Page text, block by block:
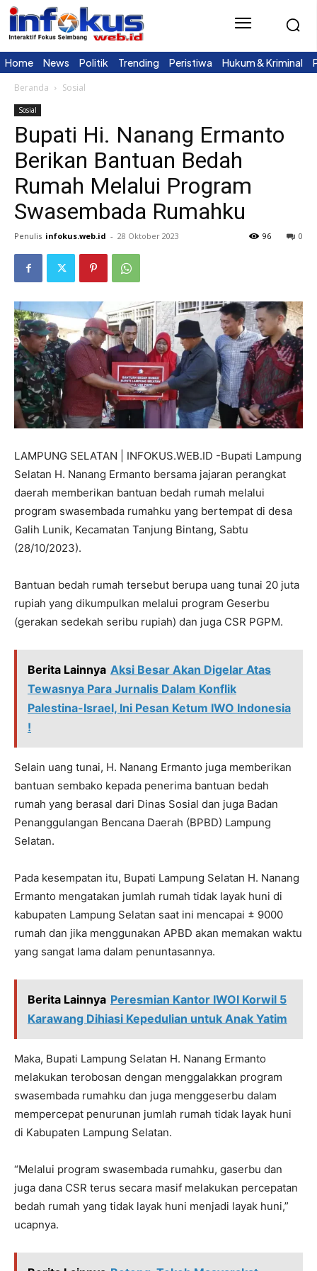
Home News Politik Trending Peristiwa Hukum & Kriminal
Beranda Sosial
Sosial
Bupati Hi. Nanang Ermanto
Berikan Bantuan Bedah
Rumah Melalui Program
Swasembada Rumahku
Penulis infokus.web.id - 28 Oktober 2023 0
96
LAMPUNG SELATAN | INFOKUS.WEB.ID -Bupati Lampung
Selatan H. Nanang Ermanto bersama jajaran perangkat
daerah memberikan bantuan bedah rumah melalui
program swasembada rumahku yang bertempat di desa
Galih Lunik, Kecamatan Tanjung Bintang, Sabtu
(28/10/2023).
Bantuan bedah rumah tersebut berupa uang tunai 20 juta
rupiah yang dikumpulkan melalui program Geserbu
(gerakan sedekah seribu rupiah) dan juga CSR PGPM.
Berita Lainnya Aksi Besar Akan Digelar Atas
Tewasnya Para Jurnalis Dalam Konflik
Palestina-Israel, Ini Pesan Ketum IWO Indonesia
!
Selain uang tunai, H. Nanang Ermanto juga memberikan
bantuan sembako kepada penerima bantuan bedah
rumah yang berasal dari Dinas Sosial dan juga Badan
Penanggulangan Bencana Daerah (BPBD) Lampung
Selatan.
Pada kesempatan itu, Bupati Lampung Selatan H. Nanang
Ermanto mengatakan jumlah rumah tidak layak huni di
kabupaten Lampung Selatan saat ini mencapai ± 9000
rumah dan jika menggunakan APBD akan memakan waktu
yang sangat lama dalam penuntasannya.
Berita Lainnya Peresmian Kantor IWOI Korwil 5
Karawang Dihiasi Kepedulian untuk Anak Yatim
Maka, Bupati Lampung Selatan H. Nanang Ermanto
melakukan terobosan dengan menggalakkan program
swasembada rumahku dan juga menggeserbu dalam
mempercepat penurunan jumlah rumah tidak layak huni
di Kabupaten Lampung Selatan.
“Melalui program swasembada rumahku, gaserbu dan
juga dana CSR terus secara masif melakukan percepatan
bedah rumah yang tidak layak huni menjadi layak huni,”
ucapnya.